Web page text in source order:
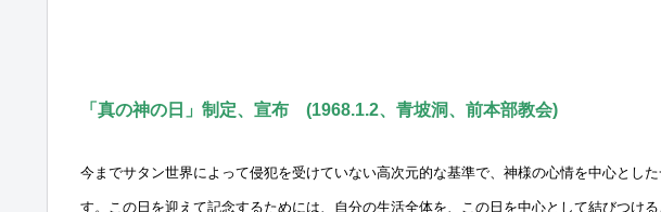
「真の神の日」制定、宣布 (1968.1.2、青坡洞、前本部教会)
今までサタン世界によって侵犯を受けていない高次元的な基準で、神様の心情を中心とし
す。この日を迎えて記念するためには、自分の生活全体を、この日を中心として結びつけ